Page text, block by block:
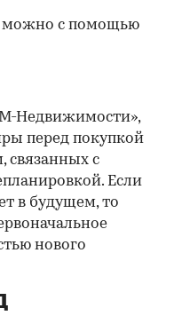
можно с помощью
Недвижимости»,
перед покупкой
связанных с
Если
в будущем, то
нового